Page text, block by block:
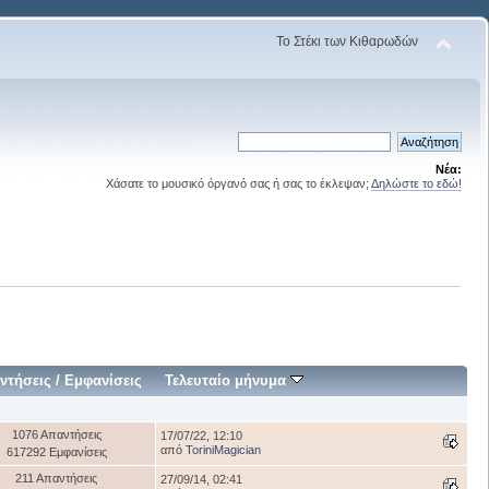
Το Στέκι των Κιθαρωδών
Νέα:
Χάσατε το μουσικό όργανό σας ή σας το έκλεψαν; Δηλώστε το εδώ!
/ Εμφανίσεις Τελευταίο μήνυμα
1076 Απαντήσεις
617292 Εμφανίσεις
17/07/22, 12:10
από ToriniMagician
211 Απαντήσεις
27/09/14, 02:41